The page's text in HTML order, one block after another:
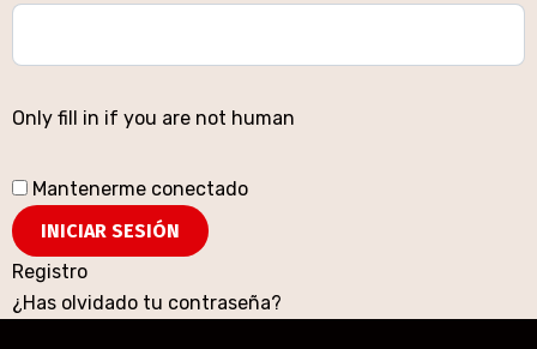
Only fill in if you are not human
Mantenerme conectado
Registro
¿Has olvidado tu contraseña?